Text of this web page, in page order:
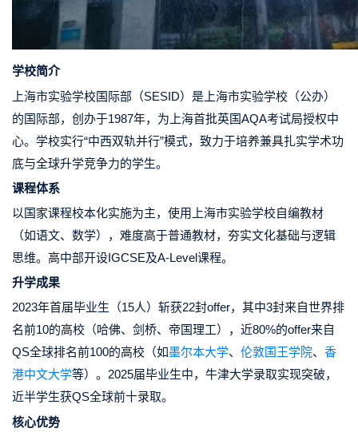
学校简介
上海市实验学校国际部（SESID）是上海市实验学校（公办）
的国际部，创办于1987年，为上海首批英国AQA考试局授权中
心。学校实行“中西双轨并行”模式，致力于培养兼具扎实学术功
底与全球升学竞争力的学生。
课程体系
以国家课程校本化实施为主，使用上海市实验学校自编教材
（如语文、数学），难度高于普通教材，夯实文化基础与逻辑
思维。高中部开设IGCSE及A-Level课程。
升学成果
2023年首届毕业生（15人）斩获22封offer，其中3封来自世界排
名前10的高校（哈佛、剑桥、帝国理工），近80%的offer来自
QS全球排名前100的高校（如墨尔本大学、 伦敦国王学院、 香
港中文大学等）。2025届毕业生中，牛津大学录取实现突破，
近半学生获QS全球前十录取。
核心优势